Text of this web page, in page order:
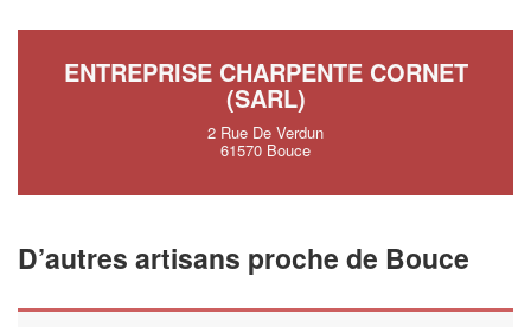
ENTREPRISE CHARPENTE CORNET
(SARL)
2 Rue De Verdun
61570 Bouce
D’autres artisans proche de Bouce
En